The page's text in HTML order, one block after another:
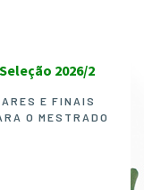
2026/2
E FINAIS
O MESTRADO
1º